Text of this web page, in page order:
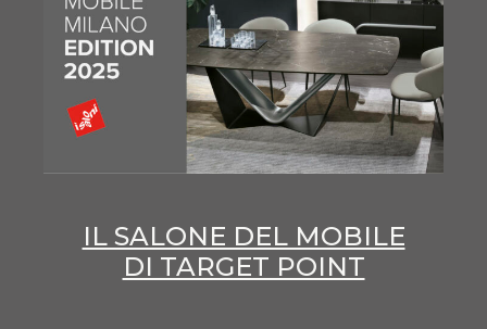
IL SALONE DEL MOBILE
DI TARGET POINT